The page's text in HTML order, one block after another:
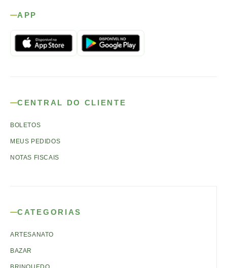
APP
CENTRAL DO CLIENTE
BOLETOS
MEUS PEDIDOS
NOTAS FISCAIS
CATEGORIAS
ARTESANATO
BAZAR